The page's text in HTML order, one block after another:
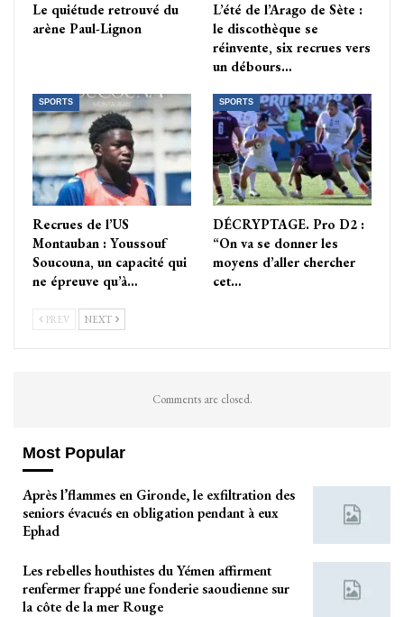
Le quiétude retrouvé du
arène Paul-Lignon
L’été de l’Arago de Sète :
le discothèque se
réinvente, six recrues vers
un débours…
SPORTS
Recrues de l’US
Montauban : Youssouf
Soucouna, un capacité qui
ne épreuve qu’à…
SPORTS
DÉCRYPTAGE. Pro D2 :
“On va se donner les
moyens d’aller chercher
cet…
PREV NEXT
Comments are closed.
Most Popular
Après l’flammes en Gironde, le exfiltration des
seniors évacués en obligation pendant à eux
Ephad
Les rebelles houthistes du Yémen affirment
renfermer frappé une fonderie saoudienne sur
la côte de la mer Rouge